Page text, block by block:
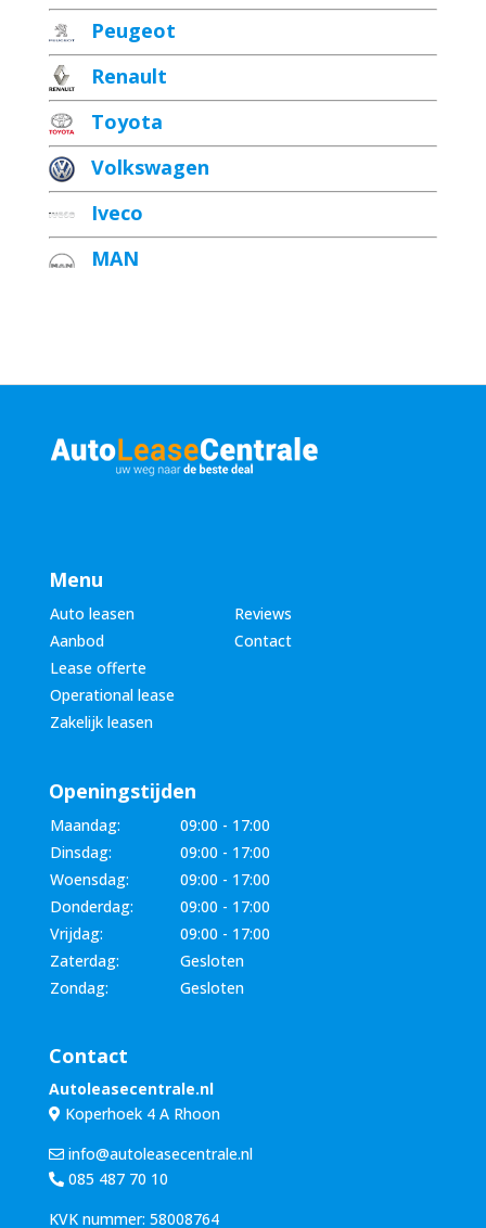
Peugeot
Renault
Toyota
Volkswagen
Iveco
MAN
Menu
Auto leasen
Reviews
Aanbod
Contact
Lease offerte
Operational lease
Zakelijk leasen
Openingstijden
Maandag:
09:00 - 17:00
Dinsdag:
09:00 - 17:00
Woensdag:
09:00 - 17:00
Donderdag:
09:00 - 17:00
Vrijdag:
09:00 - 17:00
Zaterdag:
Gesloten
Zondag:
Gesloten
Contact
Autoleasecentrale.nl
Koperhoek 4 A Rhoon
info@autoleasecentrale.nl
085 487 70 10
KVK nummer: 58008764